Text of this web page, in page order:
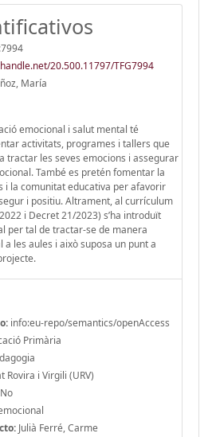
20.500.11797/TFG7994
María
emocional i salut mental té
activitats, programes i tallers que
tractar les seves emocions i assegurar
També es pretén fomentar la
i la comunitat educativa per afavorir
i positiu. Altrament, al currículum
i Decret 21/2023) s’ha introduït
per tal de tractar-se de manera
les aules i això suposa un punt a
info:eu-repo/semantics/openAccess
Primària
Rovira i Virgili (URV)
No
Julià Ferré, Carme